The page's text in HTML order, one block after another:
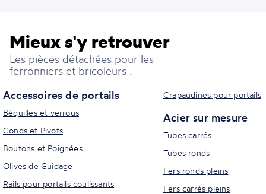
Mieux s'y retrouver
Les pièces détachées pour les
ferronniers et bricoleurs :
Accessoires de portails
Béquilles et verrous
Gonds et Pivots
Boutons et Poignées
Olives de Guidage
Rails pour portails coulissants
Crapaudines pour portails
Acier sur mesure
Tubes carrés
Tubes ronds
Fers ronds pleins
Fers carrés pleins